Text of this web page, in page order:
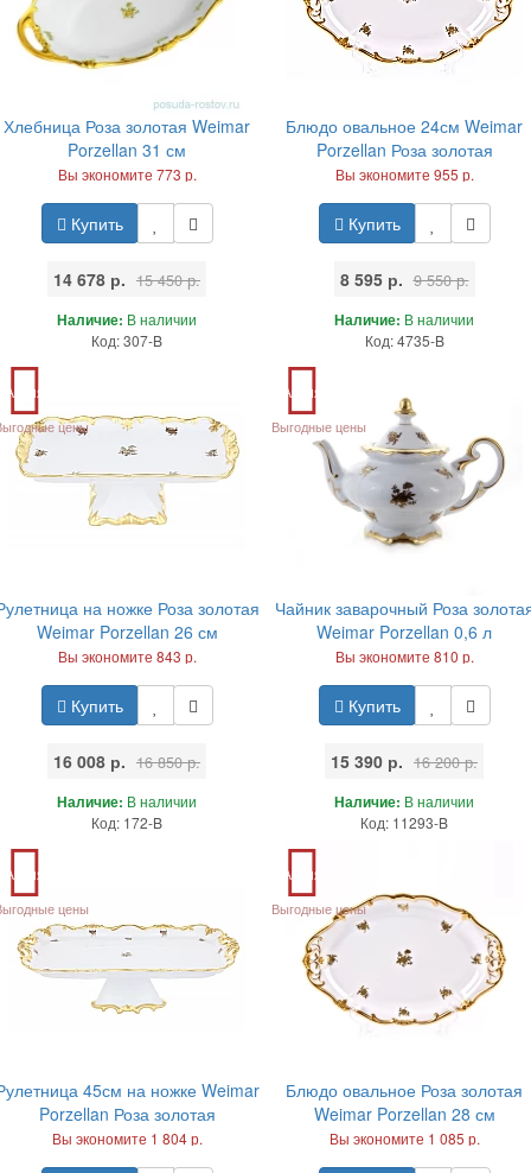
Хлебница Роза золотая Weimar
Porzellan 31 см
Вы экономите 773 р.
Купить
14 678 р. 15 450 р.
Наличие: В наличии
Код: 307-B
Блюдо овальное 24см Weimar
Porzellan Роза золотая
Вы экономите 955 р.
Купить
8 595 р. 9 550 р.
Наличие: В наличии
Код: 4735-B
Акция
цены
на ножке Роза золотая
Weimar Porzellan 26 см
Вы экономите 843 р.
Купить
16 008 р. 16 850 р.
Наличие: В наличии
Код: 172-B
Акция
Выгодные цены
Чайник заварочный Роза
Weimar Porzellan 0,6 л
Вы экономите 810 р.
Купить
15 390 р. 16 200 р.
Наличие: В наличии
Код: 11293-B
Акция
цены
45см на ножке Weimar
Porzellan Роза золотая
Вы экономите 1 804 р.
Акция
Выгодные цены
Блюдо овальное Роза золотая
Weimar Porzellan 28 см
Вы экономите 1 085 р.